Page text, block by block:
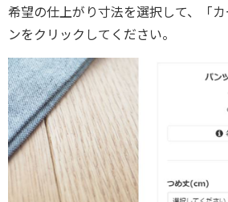
希望の仕上がり寸法を選択して、「
ンをクリックしてください。